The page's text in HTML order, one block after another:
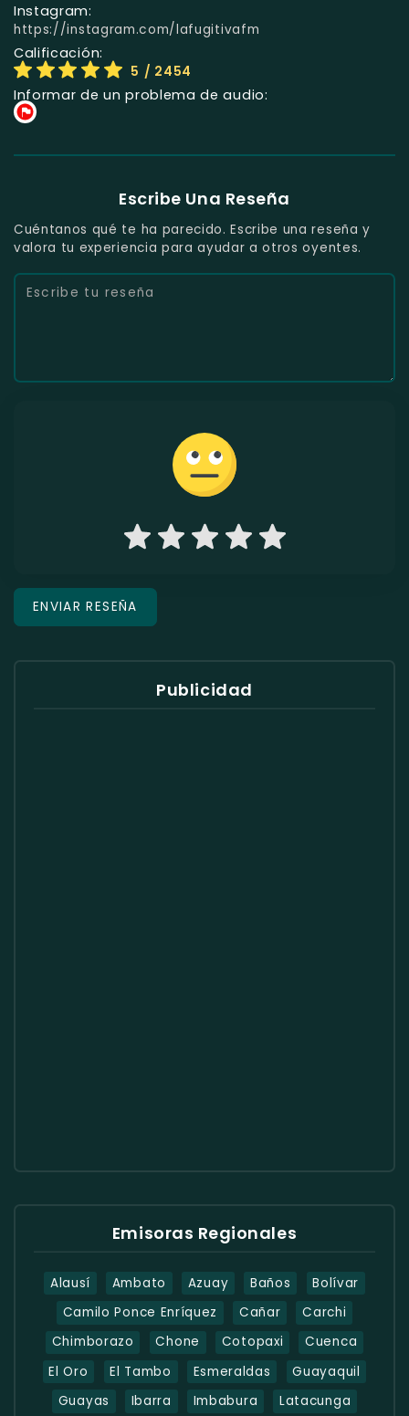
Instagram:
https://instagram.com/lafugitivafm
Calificación:
5 / 2454
Informar de un problema de audio:
Escribe Una Reseña
Cuéntanos qué te ha parecido. Escribe una reseña y
valora tu experiencia para ayudar a otros oyentes.
Publicidad
Emisoras Regionales
Alausí Ambato Azuay Baños
Bolívar
Camilo Ponce Enríquez
Cañar
Carchi
Chimborazo
Chone Cotopaxi
Cuenca
El Oro
El Tambo Esmeraldas
Guayaquil
Guayas
Ibarra Imbabura Latacunga